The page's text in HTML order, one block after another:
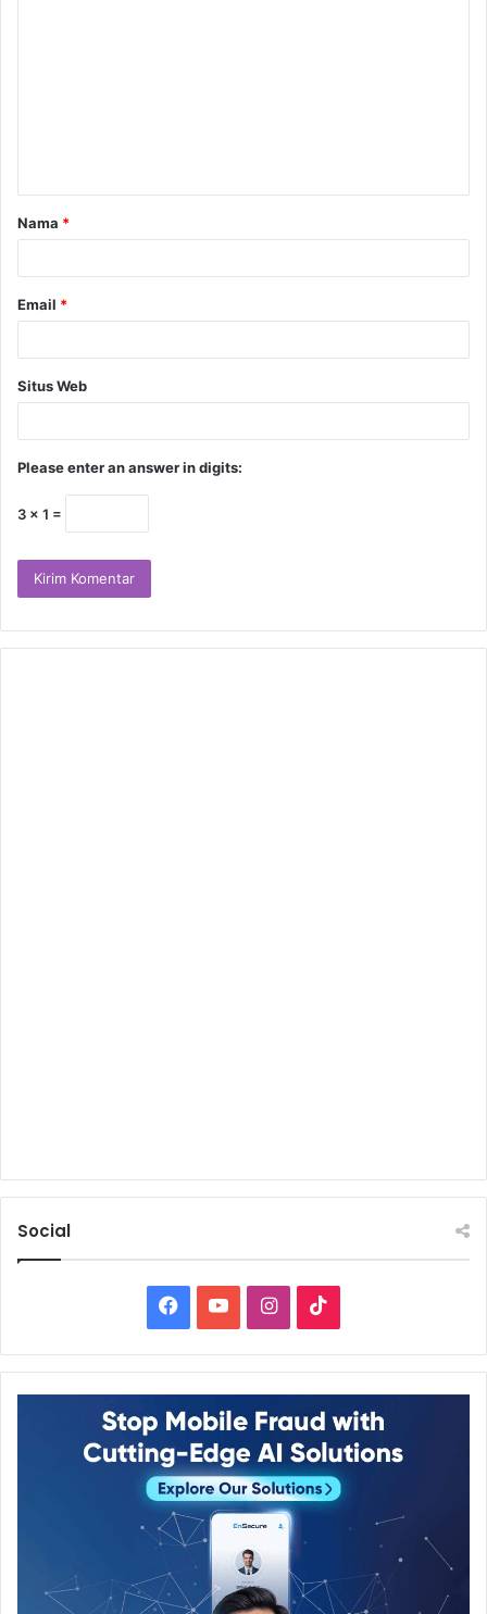
Nama *
Email *
Situs Web
Please enter an answer in digits:
3 × 1 =
Social
Facebook
YouTubeInstagram